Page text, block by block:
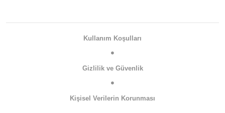
Kullanım Koşulları
Gizlilik ve Güvenlik
Kişisel Verilerin Korunması